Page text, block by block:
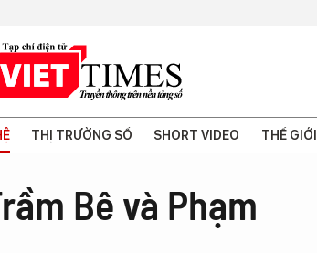
THỊ TRƯỜNG SỐ SHORT VIDEO THẾ GIỚI
Bê và Phạm